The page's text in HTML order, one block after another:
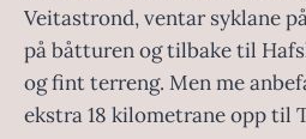
Veitastrond, ventar syklane
på båtturen og tilbake til
og fint terreng. Men me
ekstra 18 kilometrane opp til